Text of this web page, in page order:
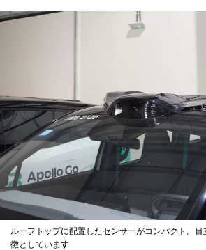
ルーフトップに配置したセンサーがコンパクト。
徴としています